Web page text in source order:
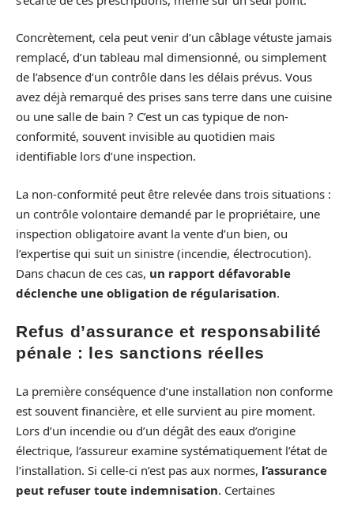
Concrètement, cela peut venir d’un câblage vétuste jamais
remplacé, d’un tableau mal dimensionné, ou simplement
de l’absence d’un contrôle dans les délais prévus. Vous
avez déjà remarqué des prises sans terre dans une cuisine
ou une salle de bain ? C’est un cas typique de non-
conformité, souvent invisible au quotidien mais
identifiable lors d’une inspection.
La non-conformité peut être relevée dans trois situations :
un contrôle volontaire demandé par le propriétaire, une
inspection obligatoire avant la vente d’un bien, ou
l’expertise qui suit un sinistre (incendie, électrocution).
Dans chacun de ces cas, un rapport défavorable
déclenche une obligation de régularisation.
Refus d’assurance et responsabilité
pénale : les sanctions réelles
La première conséquence d’une installation non conforme
est souvent financière, et elle survient au pire moment.
Lors d’un incendie ou d’un dégât des eaux d’origine
électrique, l’assureur examine systématiquement l’état de
l’installation. Si celle-ci n’est pas aux normes, l’assurance
peut refuser toute indemnisation. Certaines